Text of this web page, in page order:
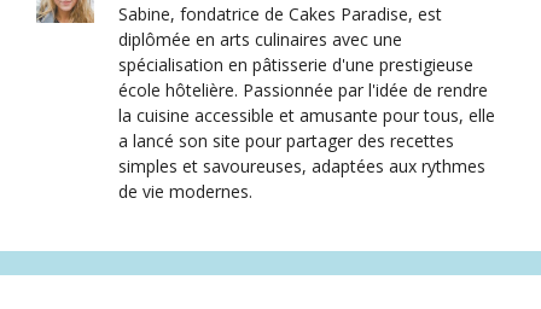
Sabine, fondatrice de Cakes Paradise, est
diplômée en arts culinaires avec une
spécialisation en pâtisserie d'une prestigieuse
école hôtelière. Passionnée par l'idée de rendre
la cuisine accessible et amusante pour tous, elle
a lancé son site pour partager des recettes
simples et savoureuses, adaptées aux rythmes
de vie modernes.